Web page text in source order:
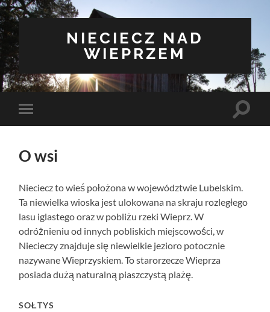
NIECIECZ NAD
WIEPRZEM
Toggle
mobile
Toggle
O wsi
Nieciecz to wieś położona w województwie Lubelskim.
Ta niewielka wioska jest ulokowana na skraju rozległego
lasu iglastego oraz w pobliżu rzeki Wieprz. W
odróżnieniu od innych pobliskich miejscowości, w
Niecieczy znajduje się niewielkie jezioro potocznie
nazywane Wieprzyskiem. To starorzecze Wieprza
posiada dużą naturalną piaszczystą plażę.
SOŁTYS